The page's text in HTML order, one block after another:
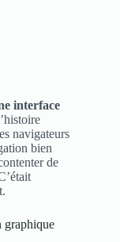
interface
navigateurs
bien
de
graphique